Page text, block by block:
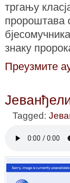
тргању
пророштава
знаку
Преузмите
Tagged: